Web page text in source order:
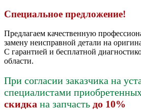
Специальное предложение!
Предлагаем качественную
замену неисправной детали на
С гарантией и бесплатной
области.
При согласии заказчика на
специалистами
скидка на запчасть до 10%